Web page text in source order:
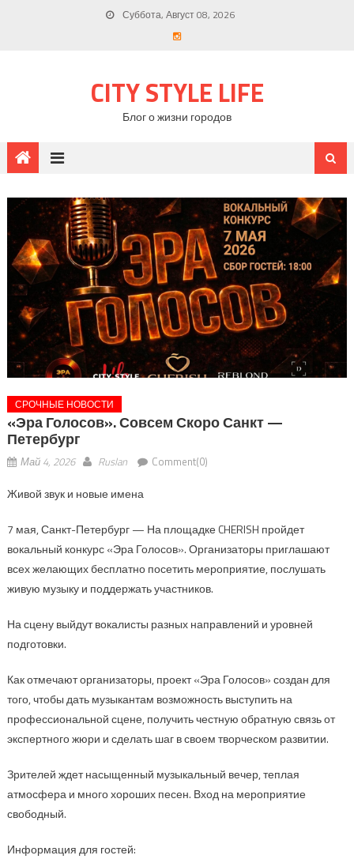
Суббота, Август 08, 2026
CITY STYLE LIFE
Блог о жизни городов
СРОЧНЫЕ НОВОСТИ
«Эра Голосов». Совсем Скоро Санкт —
Петербург
Май 4, 2026 Ruslan Comment(0)
Живой звук и новые имена
7 мая, Санкт-Петербург — На площадке CHERISH пройдет
вокальный конкурс «Эра Голосов». Организаторы приглашают
всех желающих бесплатно посетить мероприятие, послушать
живую музыку и поддержать участников.
На сцену выйдут вокалисты разных направлений и уровней
подготовки.
Как отмечают организаторы, проект «Эра Голосов» создан для
того, чтобы дать музыкантам возможность выступить на
профессиональной сцене, получить честную обратную связь от
экспертного жюри и сделать шаг в своем творческом развитии.
Зрителей ждет насыщенный музыкальный вечер, теплая
атмосфера и много хороших песен. Вход на мероприятие
свободный.
Информация для гостей: